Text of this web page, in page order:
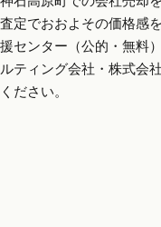
査定でおおよその価格感
援センター（公的・無料
ルティング会社・株式会
ください。